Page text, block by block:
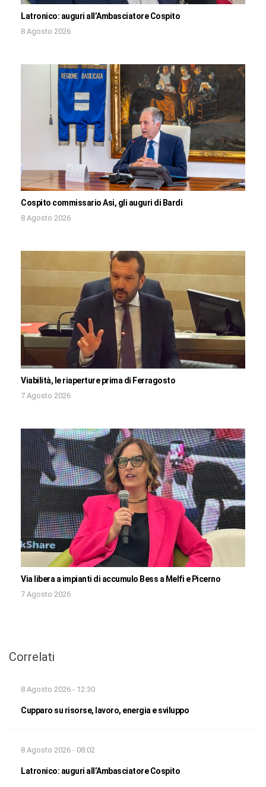
Latronico: auguri all’Ambasciatore Cospito
8 Agosto 2026
Cospito commissario Asi, gli auguri di Bardi
8 Agosto 2026
Viabilità, le riaperture prima di Ferragosto
7 Agosto 2026
Via libera a impianti di accumulo Bess a Melfi e Picerno
7 Agosto 2026
Correlati
8 Agosto 2026 - 12:30
Cupparo su risorse, lavoro, energia e sviluppo
8 Agosto 2026 - 08:02
Latronico: auguri all’Ambasciatore Cospito